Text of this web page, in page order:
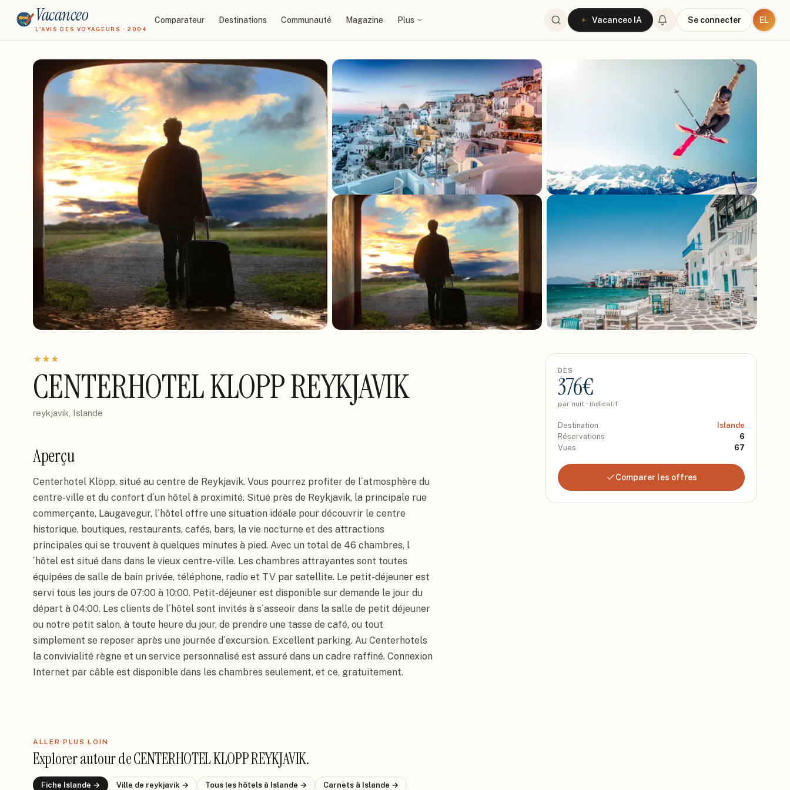
Vacanceo
L'AVIS DES VOYAGEURS · 2004
Comparateur Destinations Communauté Magazine Plus Vacanceo IA Se connecter EL
★★★
CENTERHOTEL KLOPP REYKJAVIK
reykjavik, Islande
Aperçu
Centerhotel Klöpp, situé au centre de Reykjavik. Vous pourrez profiter de l´atmosphère du
centre-ville et du confort d´un hôtel à proximité. Situé près de Reykjavik, la principale rue
commerçante, Laugavegur, l´hôtel offre une situation idéale pour découvrir le centre
historique, boutiques, restaurants, cafés, bars, la vie nocturne et des attractions
principales qui se trouvent à quelques minutes à pied. Avec un total de 46 chambres, l
´hôtel est situé dans dans le vieux centre-ville. Les chambres attrayantes sont toutes
équipées de salle de bain privée, téléphone, radio et TV par satellite. Le petit-déjeuner est
servi tous les jours de 07:00 à 10:00. Petit-déjeuner est disponible sur demande le jour du
départ à 04:00. Les clients de l´hôtel sont invités à s´asseoir dans la salle de petit déjeuner
ou notre petit salon, à toute heure du jour, de prendre une tasse de café, ou tout
simplement se reposer après une journée d´excursion. Excellent parking. Au Centerhotels
la convivialité règne et un service personnalisé est assuré dans un cadre raffiné. Connexion
Internet par câble est disponible dans les chambres seulement, et ce, gratuitement.
DÈS
376€
par nuit · indicatif
Destination
Islande
Réservations
6
Vues
67
Comparer les offres
ALLER PLUS LOIN
Explorer autour deCENTERHOTEL KLOPP REYKJAVIK.
Fiche Islande → Ville de reykjavik → Tous les hôtels à Islande → Carnets à Islande →